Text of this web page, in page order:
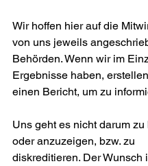
Wir hoffen hier auf die
von uns jeweils
Behörden. Wenn wir im
Ergebnisse haben,
einen Bericht, um zu
Uns geht es nicht darum zu
oder anzuzeigen, bzw. zu
diskreditieren. Der Wunsch